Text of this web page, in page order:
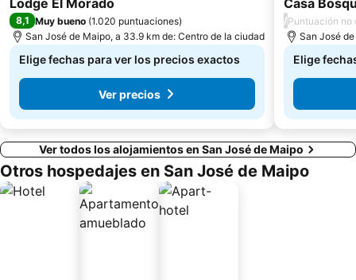
Lodge El Morado
8,1 Muy bueno (1.020 puntuaciones)
San José de Maipo, a 33.9 km de: Centro de la ciudad
Elige fechas para ver los precios exactos
Ver precios
Casa
/Puntuación no
San José
Elige
Ver todos los alojamientos en San José de Maipo
Otros hospedajes en San José de Maipo